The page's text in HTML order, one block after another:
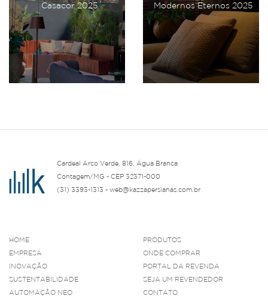
Casacor 2025 Modernos Eternos 2025
Cardeal Arco Verde, 816, Água Branca
Contagem/MG - CEP 32371-000
(31) 3393-1313 - web@kazzapersianas.com.br
HOME
EMPRESA
INOVAÇÃO
SUSTENTABILIDADE
AUTOMAÇÃO NEO
PRODUTOS
ONDE COMPRAR
PORTAL DA REVENDA
SEJA UM REVENDEDOR
CONTATO